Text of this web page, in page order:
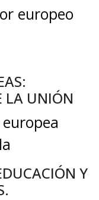
europeo
LA UNIÓN
Y